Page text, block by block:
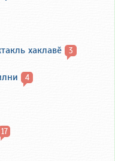
хаклавӗ 3
4
17